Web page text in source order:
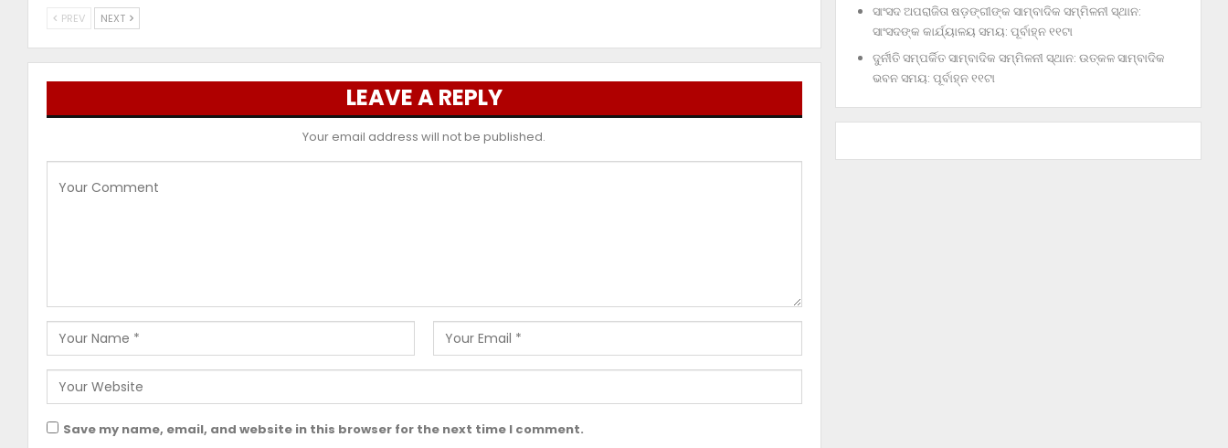
PREV NEXT
LEAVE A REPLY
Your email address will not be published.
Save my name, email, and website in this browser for the next time I comment.
ସାଂସଦ ଅପରାଜିତା ଷଡ଼ଙ୍ଗୀଙ୍କ ସାମ୍ବାଦିକ ସମ୍ମିଳନୀ ସ୍ଥାନ:
ସାଂସଦଙ୍କ କାର୍ଯ୍ୟାଳୟ ସମୟ: ପୂର୍ବାହ୍ନ ୧୧ଟା
ଦୁର୍ନୀତି ସମ୍ପର୍କିତ ସାମ୍ବାଦିକ ସମ୍ମିଳନୀ ସ୍ଥାନ: ଉତ୍କଳ ସାମ୍ବାଦିକ
ଭବନ ସମୟ: ପୂର୍ବାହ୍ନ ୧୧ଟା